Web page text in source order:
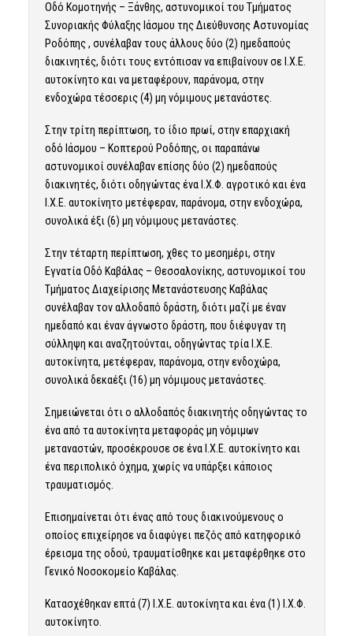
Οδό Κομοτηνής – Ξάνθης, αστυνομικοί του Τμήματος
Συνοριακής Φύλαξης Ιάσμου της Διεύθυνσης Αστυνομίας
Ροδόπης , συνέλαβαν τους άλλους δύο (2) ημεδαπούς
διακινητές, διότι τους εντόπισαν να επιβαίνουν σε Ι.Χ.Ε.
αυτοκίνητο και να μεταφέρουν, παράνομα, στην
ενδοχώρα τέσσερις (4) μη νόμιμους μετανάστες.
Στην τρίτη περίπτωση, το ίδιο πρωί, στην επαρχιακή
οδό Ιάσμου – Κοπτερού Ροδόπης, οι παραπάνω
αστυνομικοί συνέλαβαν επίσης δύο (2) ημεδαπούς
διακινητές, διότι οδηγώντας ένα Ι.Χ.Φ. αγροτικό και ένα
Ι.Χ.Ε. αυτοκίνητο μετέφεραν, παράνομα, στην ενδοχώρα,
συνολικά έξι (6) μη νόμιμους μετανάστες.
Στην τέταρτη περίπτωση, χθες το μεσημέρι, στην
Εγνατία Οδό Καβάλας – Θεσσαλονίκης, αστυνομικοί του
Τμήματος Διαχείρισης Μετανάστευσης Καβάλας
συνέλαβαν τον αλλοδαπό δράστη, διότι μαζί με έναν
ημεδαπό και έναν άγνωστο δράστη, που διέφυγαν τη
σύλληψη και αναζητούνται, οδηγώντας τρία Ι.Χ.Ε.
αυτοκίνητα, μετέφεραν, παράνομα, στην ενδοχώρα,
συνολικά δεκαέξι (16) μη νόμιμους μετανάστες.
Σημειώνεται ότι ο αλλοδαπός διακινητής οδηγώντας το
ένα από τα αυτοκίνητα μεταφοράς μη νόμιμων
μεταναστών, προσέκρουσε σε ένα Ι.Χ.Ε. αυτοκίνητο και
ένα περιπολικό όχημα, χωρίς να υπάρξει κάποιος
τραυματισμός.
Επισημαίνεται ότι ένας από τους διακινούμενους ο
οποίος επιχείρησε να διαφύγει πεζός από κατηφορικό
έρεισμα της οδού, τραυματίσθηκε και μεταφέρθηκε στο
Γενικό Νοσοκομείο Καβάλας.
Κατασχέθηκαν επτά (7) Ι.Χ.Ε. αυτοκίνητα και ένα (1) Ι.Χ.Φ.
αυτοκίνητο.